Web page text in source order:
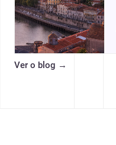
Ver o blog →